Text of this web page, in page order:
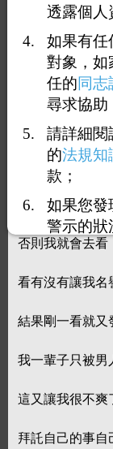
有沒有泡溫泉那
總之~可能787
像我自己就有
住家跟電話身
很容易查的
既然大家要明
還有如果早無
否則我就會去看
看有沒有讓我名
結果剛一看就又
我一輩子只被男
這又讓我很不爽
拜託自己的事自
透露個人
如果有任
對象，如
任的同志
尋求協助
請詳細閱
的法規知
款；
如果您發
警示的狀
絡我們，